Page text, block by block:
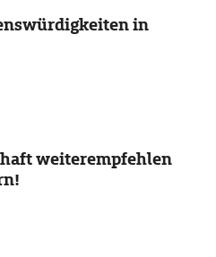
in
weiterempfehlen